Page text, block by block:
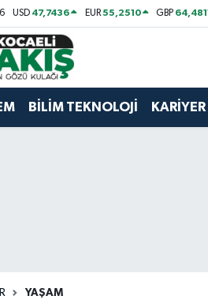
USD 47,7436 EUR55,2510 GBP
BİLİM TEKNOLOJİ KARİYER
YAŞAM